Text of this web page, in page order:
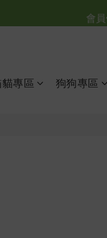
台灣滿NT$全館滿
會
專區 狗狗專區